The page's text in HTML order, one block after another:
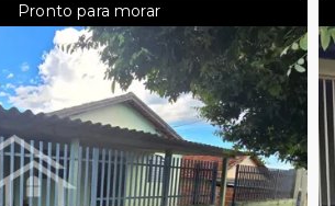
Pronto para morar